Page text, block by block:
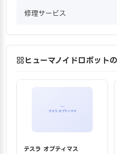
修理サービス
ヒューマノイドロボット
テスラ オプティマス